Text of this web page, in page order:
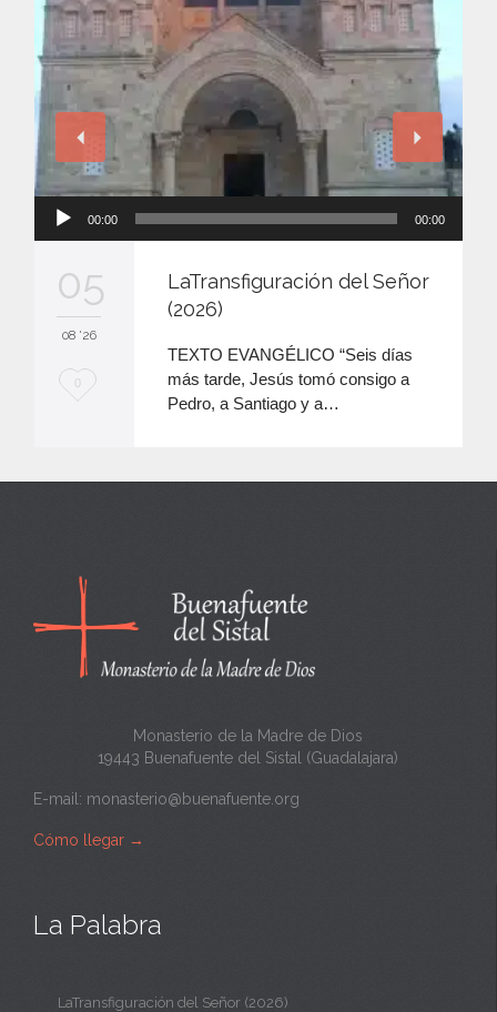
00:00 00:00
05
08 '26
M
n
a
0
LaTransfiguración del Señor
(2026)
TEXTO EVANGÉLICO “Seis días
más tarde, Jesús tomó consigo a
Pedro, a Santiago y a…
Monasterio de la Madre de Dios
19443 Buenafuente del Sistal (Guadalajara)
E-mail: monasterio@buenafuente.org
Cómo llegar →
La Palabra
LaTransfiguración del Señor (2026)